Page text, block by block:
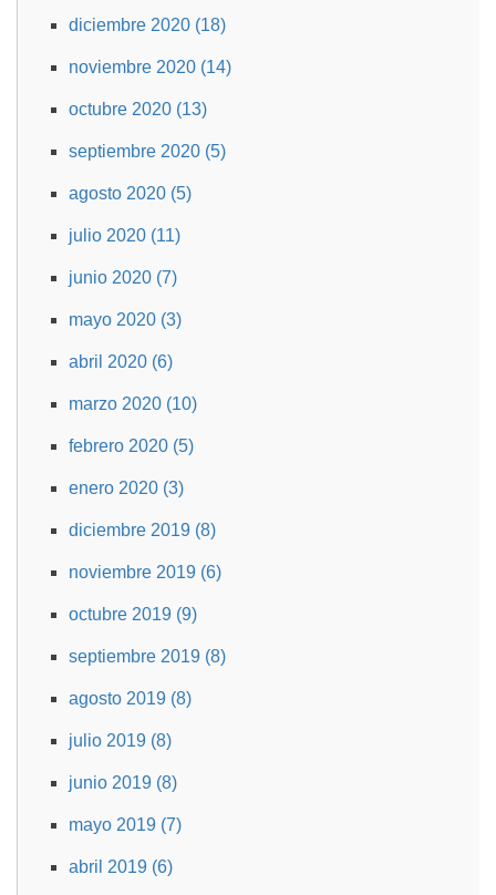
diciembre 2020 (18)
noviembre 2020 (14)
octubre 2020 (13)
septiembre 2020 (5)
agosto 2020 (5)
julio 2020 (11)
junio 2020 (7)
mayo 2020 (3)
abril 2020 (6)
marzo 2020 (10)
febrero 2020 (5)
enero 2020 (3)
diciembre 2019 (8)
noviembre 2019 (6)
octubre 2019 (9)
septiembre 2019 (8)
agosto 2019 (8)
julio 2019 (8)
junio 2019 (8)
mayo 2019 (7)
abril 2019 (6)